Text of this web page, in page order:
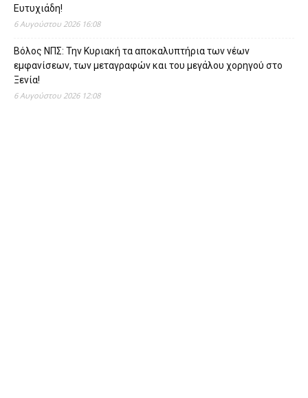
Ευτυχιάδη!
6 Αυγούστου 2026 16:08
Βόλος ΝΠΣ: Την Κυριακή τα αποκαλυπτήρια των νέων
εμφανίσεων, των μεταγραφών και του μεγάλου χορηγού στο
Ξενία!
6 Αυγούστου 2026 12:08